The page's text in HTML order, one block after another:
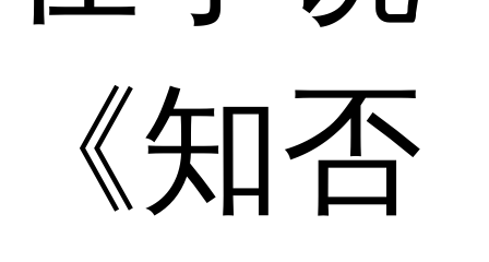
《知否